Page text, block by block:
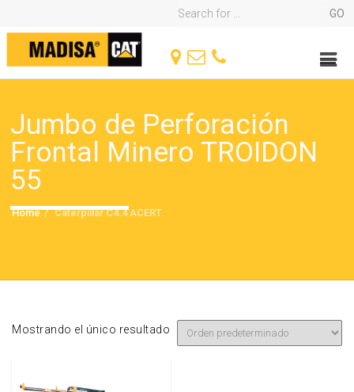
Jumbo de Perforación
Frontal Minero TROIDON
55
Home Caterpillar C4.4 ACERT
Mostrando el único resultado